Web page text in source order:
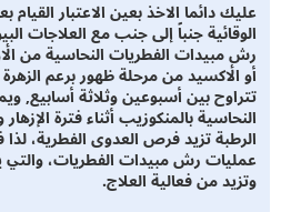
دائما الاخذ بعين الاعتبار القيام بعمل
جنباً إلى جنب مع العلاجات
الفطريات النحاسية من الأوكسي
من مرحلة ظهور برعم الزهرة إلى
بين أسبوعين وثلاثة أسابيع, ويمكن
بالمنكوزيب أثناء فترة الإزهار
تزيد فرص العدوى الفطرية، لذا فإن
رش مبيدات الفطريات، والتي يمكن
من فعالية العلاج.